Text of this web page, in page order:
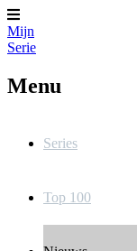
Mijn
Serie
Menu
Series
Top 100